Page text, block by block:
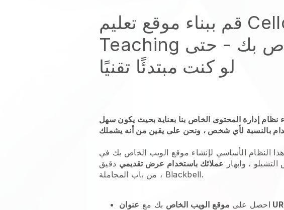
قم ببناء موقع تعليم Cello
Teaching الخاص بك - حتى
لو كنت مبتدئًا تقنيًا
نظام إدارة المحتوى الخاص بنا بعناية بحيث يكون سهل
النظام الأساسي لإنشاء موقع الويب الخاص بك في
، وابهار عملائك باستخدام عرض تقديمي دقيق
، من باب المجاملة Blackbell.
احصل على موقع الويب الخاص بك مع عنوان URL ذو علامة